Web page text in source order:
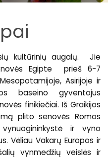
kultūrinių augalų. Jie
Egipte prieš 6-7
Asirijoje ir
baseino gyventojus
finikiečiai. Iš Graikijos
plito senovės Romos
ir vyno
Vėliau Vakarų Europos ir
vynmedžių veislės ir